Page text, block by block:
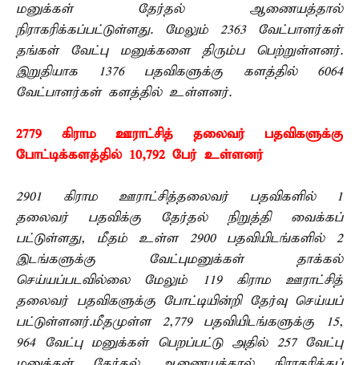
மனுக்கள் தேர்தல் ஆணையத்தால்
நிராகரிக்கப்பட்டுள்ளது. மேலும் 2363 வேட்பாளர்கள்
தங்கள் வேட்பு மனுக்களை திரும்ப பெற்றுள்ளனர்.
இறுதியாக 1376 பதவிகளுக்கு களத்தில் 6064
வேட்பாளர்கள் களத்தில் உள்ளனர்.
2779 கிராம ஊராட்சித் தலைவர் பதவிகளுக்கு
போட்டிக்களத்தில் 10,792 பேர் உள்ளனர்
2901 கிராம ஊராட்சித்தலைவர் பதவிகளில் 1
தலைவர் பதவிக்கு தேர்தல் நிறுத்தி வைக்கப்
பட்டுள்ளது, மீதம் உள்ள 2900 பதவியிடங்களில் 2
இடங்களுக்கு வேட்புமனுக்கள் தாக்கல்
செய்யப்படவில்லை மேலும் 119 கிராம ஊராட்சித்
தலைவர் பதவிகளுக்கு போட்டியின்றி தேர்வு செய்யப்
பட்டுள்ளனர்.மீதமுள்ள 2,779 பதவியிடங்களுக்கு 15,
964 வேட்பு மனுக்கள் பெறப்பட்டு அதில் 257 வேட்பு